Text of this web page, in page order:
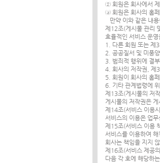
② 회원은 회사에서
③ 회원은 회사의 홈페
만약 이와 같은 내
제12조(게시물 관리
효율적인 서비스 운
1. 다른 회원 또는 제
2. 공공질서 및 미풍
3. 범죄적 행위에 결
4. 회사의 저작권, 제
5. 회원이 회사의 홈
6. 기타 관계법령에
제13조(게시물의 저
게시물의 저작권은
제14조(서비스 이용
서비스의 이용은 업
제15조(서비스 이용
서비스를 이용하여
회사는 책임을 지지
제16조(서비스 제공
다음 각 호에 해당하